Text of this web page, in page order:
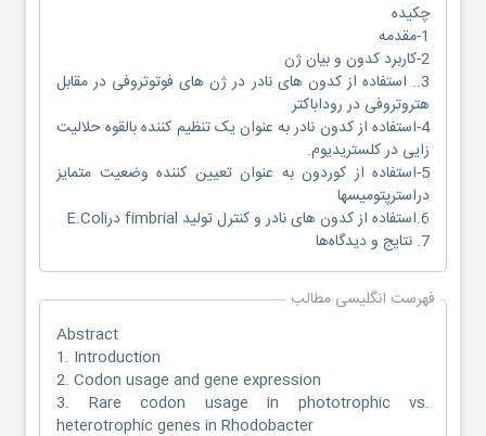
چکیده
1-مقدمه
2-کاربرد کدون و بیان ژن
3.. استفاده از کدون های نادر در ژن های فوتوتروفی در مقابل
هتروتروفی در روداباکتر
4-استفاده از کدون نادر به عنوان یک تنظیم کننده بالقوه حلالیت
زایی در کلستریدیوم.
5-استفاده از کوردون به عنوان تعیین کننده وضعیت متمایز
دراسترپتومیسها
6.استفاده از کدون های نادر و کنترل تولید fimbrial درE.Coli
7. نتایج و دیدگاه‌ها
فهرست انگلیسی مطالب
Abstract
1. Introduction
2. Codon usage and gene expression
3. Rare codon usage in phototrophic vs.
heterotrophic genes in Rhodobacter